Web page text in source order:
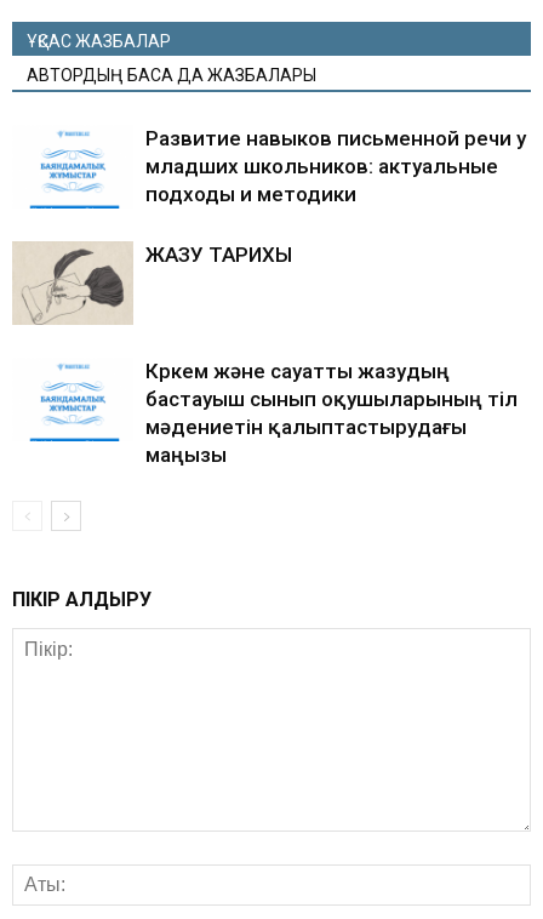
ҰҚСАС ЖАЗБАЛАР
АВТОРДЫҢ БАСҚА ДА ЖАЗБАЛАРЫ
Развитие навыков письменной речи у
младших школьников: актуальные
подходы и методики
ЖАЗУ ТАРИХЫ
Көркем және сауатты жазудың
бастауыш сынып оқушыларының тіл
мәдениетін қалыптастырудағы
маңызы
ПІКІР ҚАЛДЫРУ